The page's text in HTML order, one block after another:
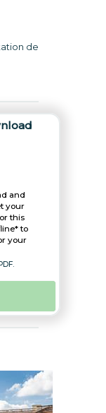
de
and
your
this
to
your